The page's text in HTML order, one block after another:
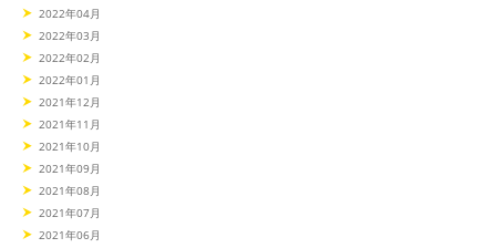
2022年04月
2022年03月
2022年02月
2022年01月
2021年12月
2021年11月
2021年10月
2021年09月
2021年08月
2021年07月
2021年06月